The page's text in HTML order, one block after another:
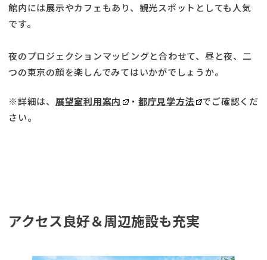
館内には展示やカフェもあり、観光スポットとしても人気
です。
夜のプロジェクションマッピングと合わせて、昼と夜、二
つの東京の顔を楽しんでみてはいかがでしょうか。
※詳細は、 展望室利用案内 ・ 都庁見学方法
でご確認くだ
さい。
アクセス良好＆周辺施設も充実